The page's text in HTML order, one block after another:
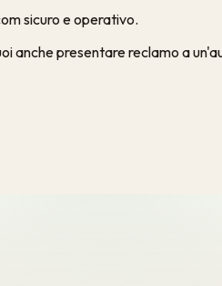
sicuro e operativo.
anche presentare reclamo a